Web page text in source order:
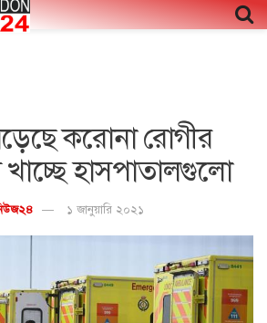
করোনা রোগীর
খাচ্ছে হাসপাতালগুলো
১ জানুয়ারি ২০২১